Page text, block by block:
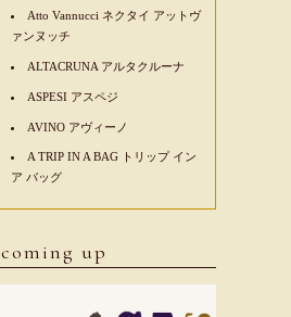
Atto Vannucci ネクタイ アットヴ
ァンヌッチ
ALTACRUNA アルタクルーナ
ASPESI アスペジ
AVINO アヴィーノ
A TRIP IN A BAG トリップ イン
ア バッグ
coming up